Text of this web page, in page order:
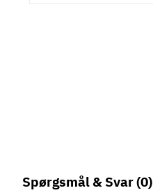
Spørgsmål & Svar(0)